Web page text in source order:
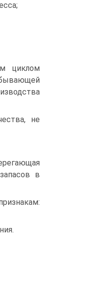
циклом
не
в